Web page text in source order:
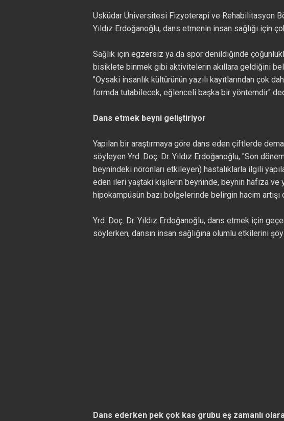
Üsküdar Üniversitesi Fizyoterapi ve Rehabilitasyon
Yıldız Erdoğanoğlu, dans etmenin insan sağlığı için
Sağlık için egzersiz ya da spor denildiğinde
bisiklete binmek gibi aktivitelerin akıllara geldiğini
"Oysaki insanlık kültürünün yazılı kayıtlarından çok
formda tutabilecek, eğlenceli başka bir yöntemdir"
Dans etmek beyni geliştiriyor
Yapılan bir araştırmaya göre dans eden çiftlerde
söyleyen Yrd. Doç. Dr. Yıldız Erdoğanoğlu, "Son
beynindeki nöronları etkileyen) hastalıklarla ilgili
eden ileri yaştaki kişilerin beyninde, beynin hafıza
hipokampüsün bazı bölgelerinde belirgin hacim
Yrd. Doç. Dr. Yıldız Erdoğanoğlu, dans etmek için
söylerken, dansın insan sağlığına olumlu etkilerini
Dans ederken pek çok kas grubu eş zamanlı